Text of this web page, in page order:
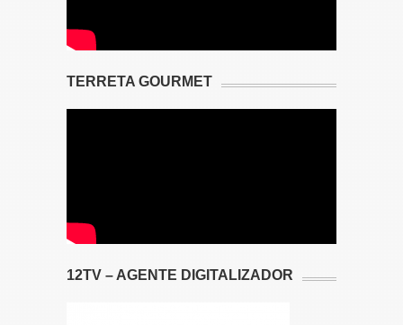
TERRETA GOURMET
12TV – AGENTE DIGITALIZADOR